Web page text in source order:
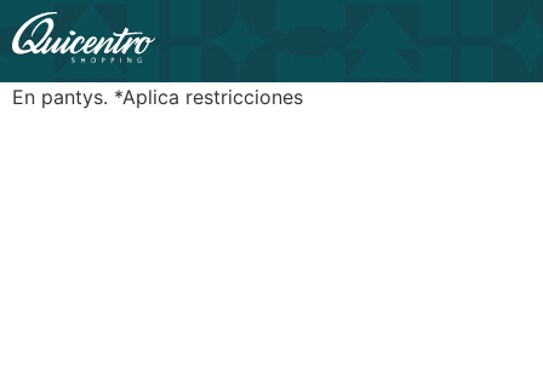
En pantys. *Aplica restricciones